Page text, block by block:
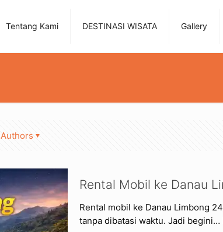
Tentang Kami DESTINASI WISATA Gallery
Authors
Rental Mobil ke Danau
Rental mobil ke Danau Limbong
tanpa dibatasi waktu. Jadi